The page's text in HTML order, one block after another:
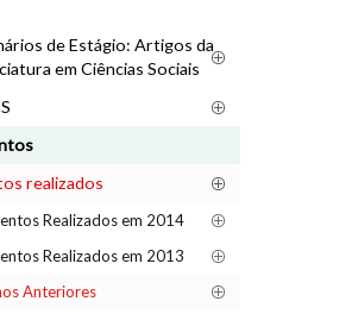
de Estágio: Artigos da
em Ciências Sociais
realizados
Realizados em 2014
Realizados em 2013
Anteriores